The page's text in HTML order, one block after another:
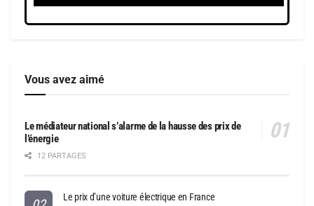
Vous avez aimé
Le médiateur national s’alarme de la hausse des prix de
l’énergie
12 PARTAGES
Le prix d’une voiture électrique en France